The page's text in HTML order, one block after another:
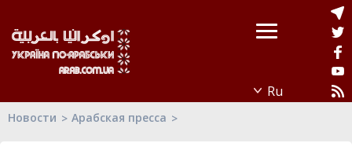
Новости Арабская пресса